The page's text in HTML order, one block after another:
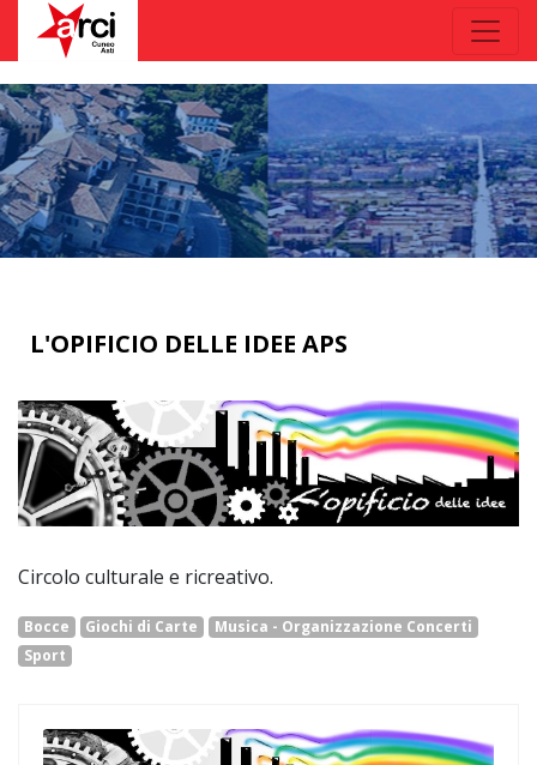
L'OPIFICIO DELLE IDEE APS
Circolo culturale e ricreativo.
Bocce Giochi di Carte
Musica - Organizzazione Concerti
Sport